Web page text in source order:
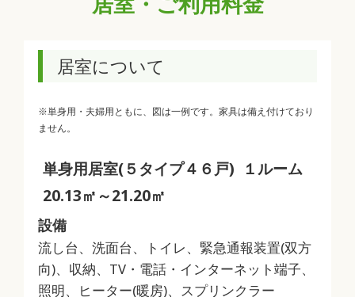
居室について
※単身用・夫婦用ともに、図は一例です。家具は備え付けており
ません。
単身用居室(５タイプ４６戸) １ルーム
20.13㎡～21.20㎡
設備
流し台、洗面台、トイレ、緊急通報装置(双方
向)、収納、TV・電話・インターネット端子、
照明、ヒーター(暖房)、スプリンクラー